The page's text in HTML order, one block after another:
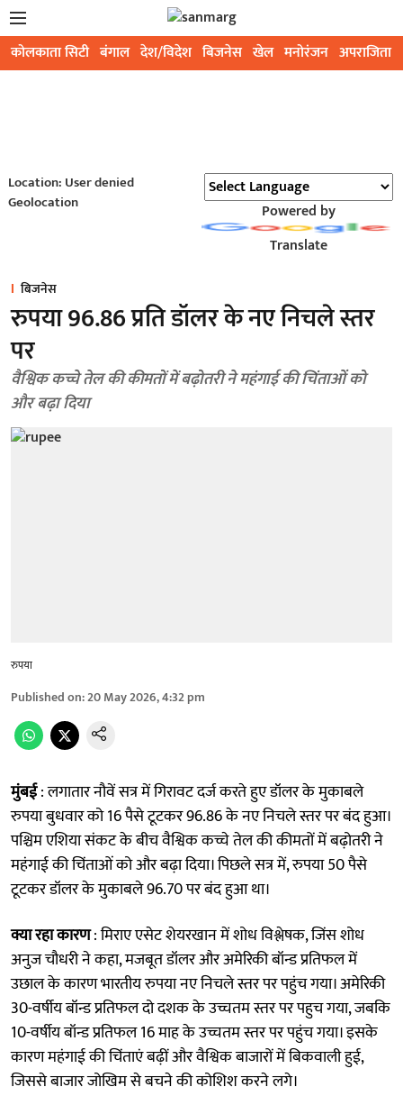
कोलकाता सिटी बंगाल देश/विदेश बिजनेस खेल मनोरंजन अपराजिता
Location: User denied
Geolocation
Powered by
Translate
बिजनेस
रुपया 96.86 प्रति डॉलर के नए निचले स्तर
पर
वैश्विक कच्चे तेल की कीमतों में बढ़ोतरी ने महंगाई की चिंताओं को
और बढ़ा दिया
रुपया
Published on:20 May 2026, 4:32 pm
मुंबई: लगातार नौवें सत्र में गिरावट दर्ज करते हुए डॉलर के मुकाबले
रुपया बुधवार को 16 पैसे टूटकर 96.86 के नए निचले स्तर पर बंद हुआ।
पश्चिम एशिया संकट के बीच वैश्विक कच्चे तेल की कीमतों में बढ़ोतरी ने
महंगाई की चिंताओं को और बढ़ा दिया। पिछले सत्र में, रुपया 50 पैसे
टूटकर डॉलर के मुकाबले 96.70 पर बंद हुआ था।
क्या रहा कारण: मिराए एसेट शेयरखान में शोध विश्लेषक, जिंस शोध
अनुज चौधरी ने कहा, मजबूत डॉलर और अमेरिकी बॉन्ड प्रतिफल में
उछाल के कारण भारतीय रुपया नए निचले स्तर पर पहुंच गया। अमेरिकी
30-वर्षीय बॉन्ड प्रतिफल दो दशक के उच्चतम स्तर पर पहुच गया, जबकि
10-वर्षीय बॉन्ड प्रतिफल 16 माह के उच्चतम स्तर पर पहुंच गया। इसके
कारण महंगाई की चिंताएं बढ़ीं और वैश्विक बाजारों में बिकवाली हुई,
जिससे बाजार जोखिम से बचने की कोशिश करने लगे।